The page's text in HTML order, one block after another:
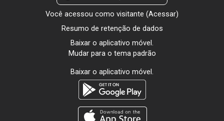
Você acessou como visitante (Acessar)
Resumo de retenção de dados
Baixar o aplicativo móvel.
Mudar para o tema padrão
Baixar o aplicativo móvel.